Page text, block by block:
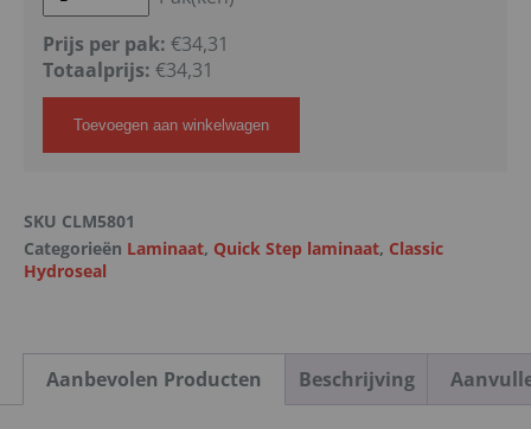
Prijs per pak: €34,31
Totaalprijs: €34,31
Toevoegen aan winkelwagen
SKU CLM5801
Categorieën Laminaat, Quick Step laminaat, Classic
Hydroseal
Aanbevolen Producten Beschrijving